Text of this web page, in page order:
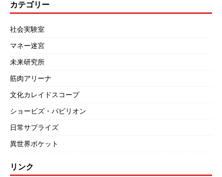
カテゴリー
社会実験室
マネー迷宮
未来研究所
筋肉アリーナ
文化カレイドスコープ
ショービズ・パビリオン
日常サプライズ
異世界ポケット
リンク